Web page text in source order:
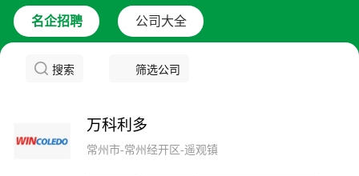
名企招聘 公司大全
搜索 筛选公司
万科利多
常州市-常州经开区-遥观镇